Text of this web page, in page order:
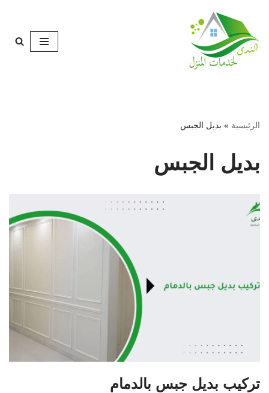
تخطى
إلى
المحتوى
الرئيسية » بديل الجبس
بديل الجبس
تركيب بديل جبس بالدمام